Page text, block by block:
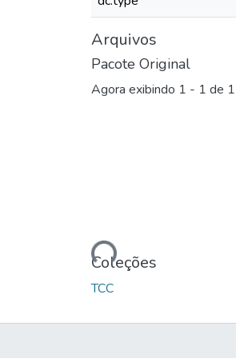
Arquivos
Pacote Original
Agora exibindo 1 - 1 de 1
Carregando...
Coleções
TCC